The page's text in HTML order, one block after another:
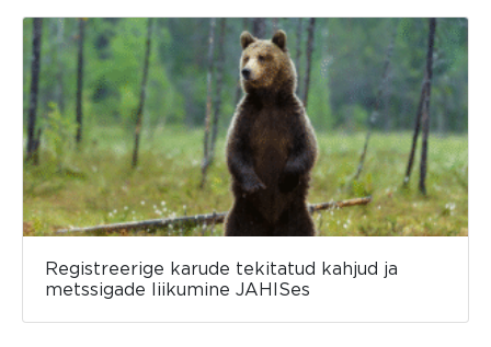
Registreerige karude tekitatud kahjud ja
metssigade liikumine JAHISes